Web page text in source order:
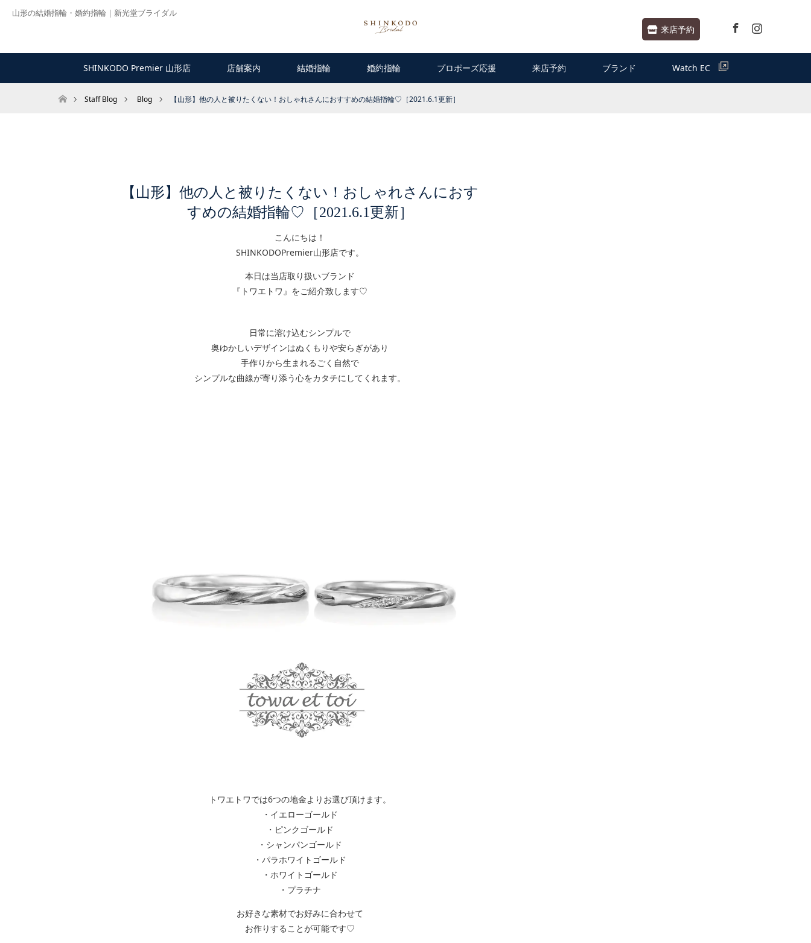
山形の結婚指輪・婚約指輪｜新光堂ブライダル
来店予約
Instagram
SHINKODO Premier 山形店 店舗案内 結婚指輪 婚約指輪 プロポーズ応援 来店予約 ブランド Watch EC
ホームStaff Blog Blog 【山形】他の人と被りたくない！おしゃれさんにおすすめの結婚指輪♡［2021.6.1更新］
【山形】他の人と被りたくない！おしゃれさんにおす
すめの結婚指輪♡［2021.6.1更新］
こんにちは！
SHINKODOPremier山形店です。
本日は当店取り扱いブランド
『トワエトワ』をご紹介致します♡
日常に溶け込むシンプルで
奥ゆかしいデザインはぬくもりや安らぎがあり
手作りから生まれるごく自然で
シンプルな曲線が寄り添う心をカタチにしてくれます。
トワエトワでは6つの地金よりお選び頂けます。
・イエローゴールド
・ピンクゴールド
・シャンパンゴールド
・パラホワイトゴールド
・ホワイトゴールド
・プラチナ
お好きな素材でお好みに合わせて
お作りすることが可能です♡